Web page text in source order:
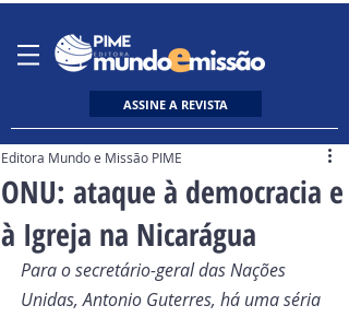
ASSINE A REVISTA
ONU: ataque à democracia e
à Igreja na Nicarágua
Editora Mundo e Missão PIME
Para o secretário-geral das Nações
Unidas, Antonio Guterres, há uma séria